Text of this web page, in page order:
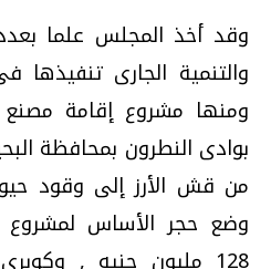
وقد أخذ المجلس علما
والتنمية الجارى
من قش الأرز إلى وقود
وضع حجر الأساس لمشروع